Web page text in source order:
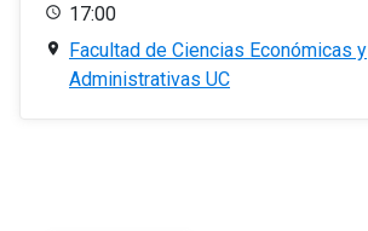
17:00
Facultad de Ciencias Económicas y
Administrativas UC